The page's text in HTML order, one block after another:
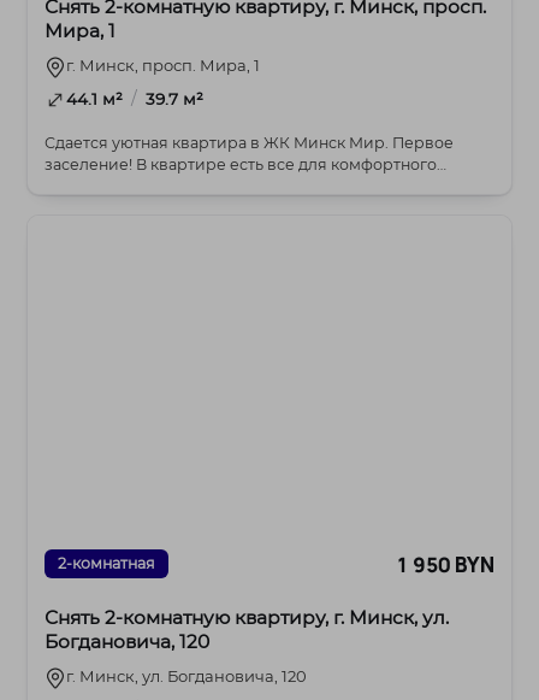
Снять 2-комнатную квартиру, г. Минск, просп.
Мира, 1
г. Минск, просп. Мира, 1
44.1 м² / 39.7 м²
Сдается уютная квартира в ЖК Минск Мир. Первое
заселение! В квартире есть все для комфортного
2-комнатная 1 950 BYN
Снять 2-комнатную квартиру, г. Минск, ул.
Богдановича, 120
г. Минск, ул. Богдановича, 120